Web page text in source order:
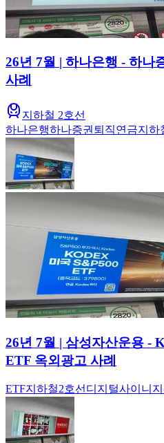
26년 7월 | 하나은행 - 하나
사례
지하철 2호선
하나은행하나증권 퇴직연금지하
26년 7월 | 삼성자산운용 -
ETF 옥외광고 사례
ETF지하철2호선디지털사이니지